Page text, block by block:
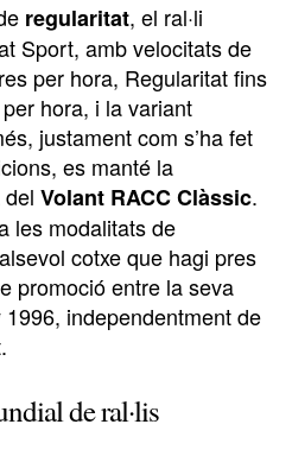
regularitat, el ral·li
Sport, amb velocitats de
per hora, Regularitat fins
hora, i la variant
justament com s’ha fet
es manté la
Volant RACC Clàssic.
les modalitats de
cotxe que hagi pres
promoció entre la seva
1996, independentment de
de ral·lis